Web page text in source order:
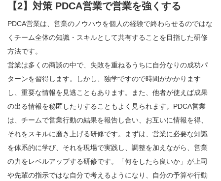
【2】対策 PDCA営業で営業を強くする
PDCA営業は、営業のノウハウを個人の経験で終わらせるのではな
くチーム全体の知識・スキルとして共有することを目指した研修
方法です。
営業は多くの商談の中で、失敗を重ねるうちに自分なりの成功パ
ターンを習得します。しかし、独学ですので時間がかかります
し、重要な情報を見逃こともあります。また、他者が使えば成果
の出る情報を秘匿したりすることもよく見られます。PDCA営業
は、チームで営業行動の結果を報告し合い、お互いに情報を得、
それをスキルに磨き上げる研修です。まずは、営業に必要な知識
を体系的に学び、それを現場で実践し、調整を加えながら、営業
の力をレベルアップする研修です。「何をしたら良いか」が上司
や先輩の指示ではな自分で考えるようになり、自分の予算や行動